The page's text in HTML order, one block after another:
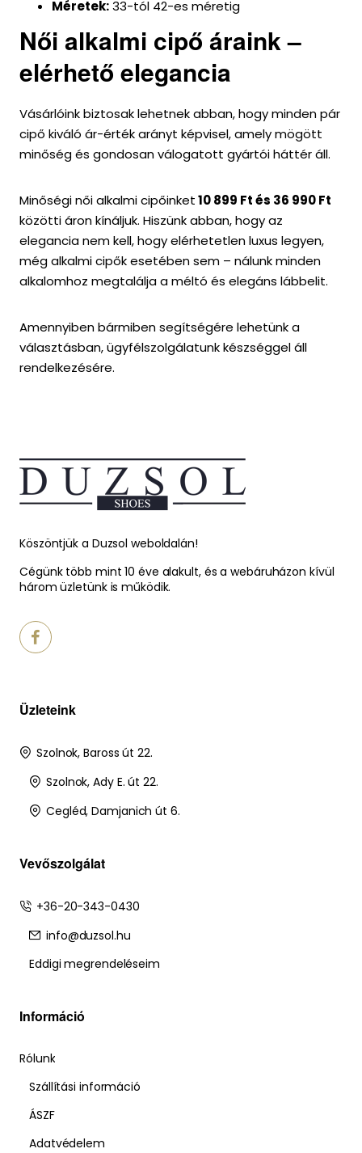
Méretek:33-tól 42-es méretig
Női alkalmi cipő áraink –
elérhető elegancia
Vásárlóink biztosak lehetnek abban, hogy minden pár
cipő kiváló ár-érték arányt képvisel, amely mögött
minőség és gondosan válogatott gyártói háttér áll.
Minőségi női alkalmi cipőinket10 899 Ft és 36 990 Ft
közötti áron kínáljuk. Hiszünk abban, hogy az
elegancia nem kell, hogy elérhetetlen luxus legyen,
még alkalmi cipők esetében sem – nálunk minden
alkalomhoz megtalálja a méltó és elegáns lábbelit.
Amennyiben bármiben segítségére lehetünk a
választásban, ügyfélszolgálatunk készséggel áll
rendelkezésére.
Köszöntjük a Duzsol weboldalán!
Cégünk több mint 10 éve alakult, és a webáruházon kívül
három üzletünk is működik.
Üzleteink
Szolnok, Baross út 22.
Szolnok, Ady E. út 22.
Cegléd, Damjanich út 6.
Vevőszolgálat
+36-20-343-0430
info@duzsol.hu
Eddigi megrendeléseim
Információ
Rólunk
Szállítási információ
ÁSZF
Adatvédelem